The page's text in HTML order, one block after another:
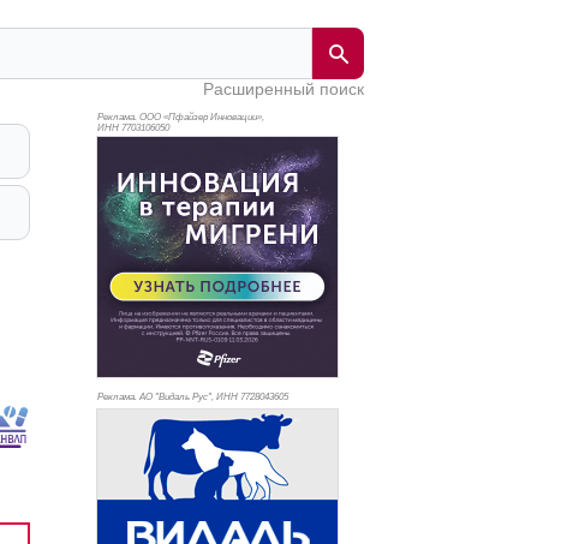
Расширенный поиск
Реклама. ООО «Пфайзер Инновации»,
ИНН 7703106050
Реклама. АО "Видаль Рус", ИНН 7728043605